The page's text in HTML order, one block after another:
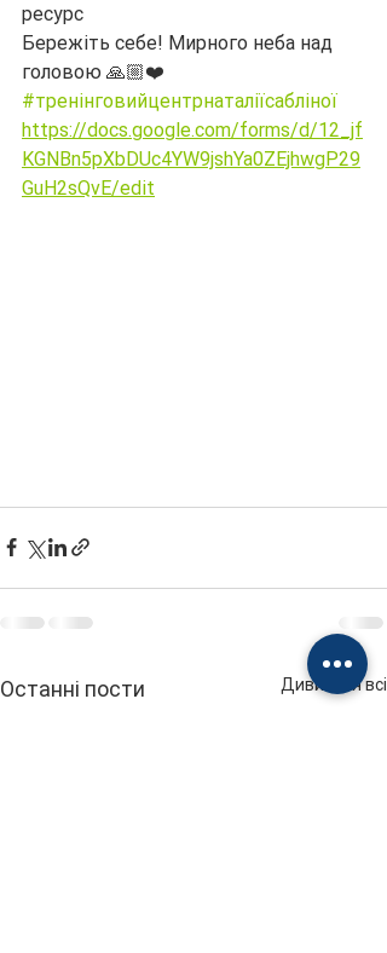
ресурс
Бережіть себе! Мирного неба над
головою 🙏🏼❤️
#тренінговийцентрнаталіїсабліної
https://docs.google.com/forms/d/12_jf
KGNBn5pXbDUc4YW9jshYa0ZEjhwgP29
GuH2sQvE/edit
Останні пости Дивитися всі